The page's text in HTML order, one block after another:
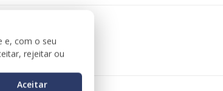
e, com o seu
rejeitar ou
Aceitar